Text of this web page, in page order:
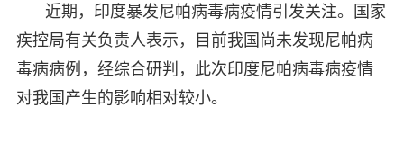
近期，印度暴发尼帕病毒病疫情引发关注。国家
疾控局有关负责人表示，目前我国尚未发现尼帕病
毒病病例，经综合研判，此次印度尼帕病毒病疫情
对我国产生的影响相对较小。